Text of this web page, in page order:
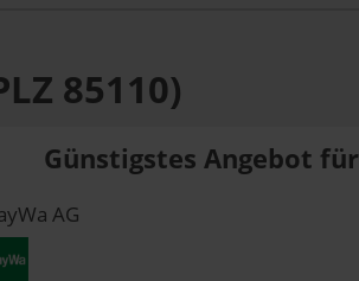
85110)
Günstigstes Angebot für
AG